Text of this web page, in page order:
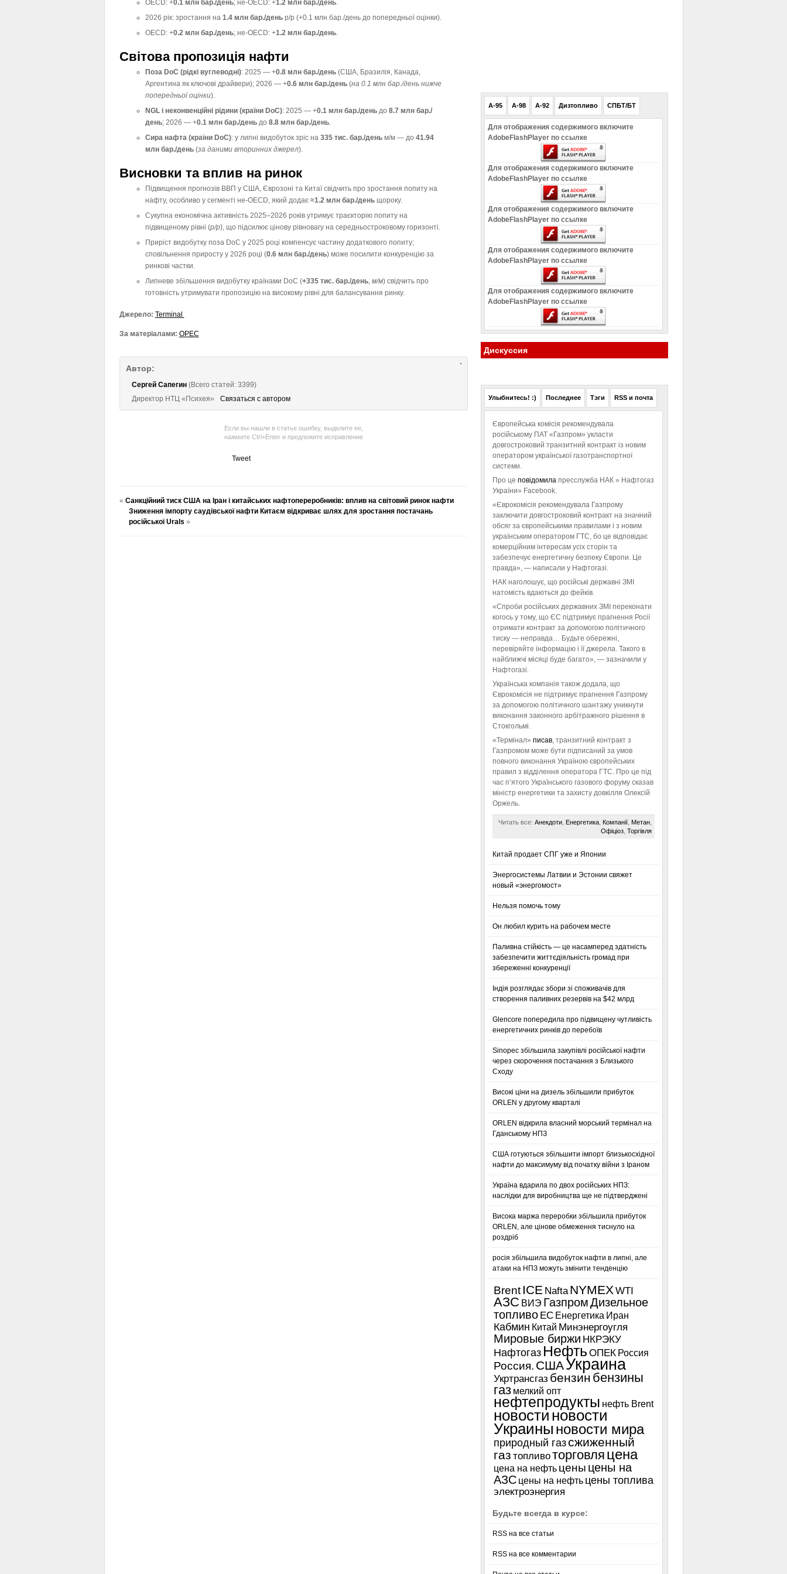
OECD: +0.1 млн бар./день; не-OECD: +1.2 млн бар./день.
2026 рік: зростання на 1.4 млн бар./деньр/р (+0.1 млн бар./день до попередньої оцінки).
OECD: +0.2 млн бар./день; не-OECD: +1.2 млн бар./день.
Світова пропозиція нафти
Поза DoC (рідкі вуглеводні): 2025 — +0.8 млн бар./день(США, Бразилія, Канада,
Аргентина як ключові драйвери); 2026 — +0.6 млн бар./день(на 0.1 млн бар./день нижче
попередньої оцінки).
NGL і неконвенційні рідини (країни DoC): 2025 — +0.1 млн бар./деньдо 8.7 млн бар./
день; 2026 — +0.1 млн бар./деньдо 8.8 млн бар./день.
Сира нафта (країни DoC): у липні видобуток зріс на 335 тис. бар./деньм/м — до 41.94
млн бар./день(за даними вторинних джерел).
Висновки та вплив на ринок
Підвищення прогнозів ВВП у США, Єврозоні та Китаї свідчить про зростання попиту на
нафту, особливо у сегменті не-OECD, який додає ≈1.2 млн бар./деньщороку.
Сукупна економічна активність 2025–2026 років утримує траєкторію попиту на
підвищеному рівні (р/р), що підсилює цінову рівновагу на середньостроковому горизонті.
Приріст видобутку поза DoC у 2025 році компенсує частину додаткового попиту;
сповільнення приросту у 2026 році (0.6 млн бар./день) може посилити конкуренцію за
ринкові частки.
Липневе збільшення видобутку країнами DoC (+335 тис. бар./день, м/м) свідчить про
готовність утримувати пропозицію на високому рівні для балансування ринку.
Джерело: Terminal
За матеріалами: OPEC
Автор:
Сергей Сапегин(Всего статей: 3399)
Директор НТЦ «Психея»
Связаться с автором
Если вы нашли в статье ошибку, выделите ее,
нажмите Ctrl+Enter и предложите исправление
Tweet
« Санкційний тиск США на Іран і китайських нафтопереробників: вплив на світовий ринок нафти
Зниження імпорту саудівської нафти Китаєм відкриває шлях для зростання постачань
російської Urals »
A-95 A-98 A-92 Дизтопливо СПБТ/БТ
Для отображения содержимого включите
AdobeFlashPlayer по ссылке
Для отображения содержимого включите
AdobeFlashPlayer по ссылке
Для отображения содержимого включите
AdobeFlashPlayer по ссылке
Для отображения содержимого включите
AdobeFlashPlayer по ссылке
Для отображения содержимого включите
AdobeFlashPlayer по ссылке
Дискуссия
Улыбнитесь! :) Последнее Тэги RSS и почта
Європейська комісія рекомендувала
російському ПАТ «Газпром» укласти
довгостроковий транзитний контракт із новим
оператором української газотранспортної
системи.
Про це повідомила пресслужба НАК » Нафтогаз
України» Facebook.
«Єврокомісія рекомендувала Газпрому
заключити довгостроковий контракт на значний
обсяг за європейськими правилами і з новим
українським оператором ГТС, бо це відповідає
комерційним інтересам усіх сторін та
забезпечує енергетичну безпеку Європи. Це
правда», — написали у Нафтогазі.
НАК наголошує, що російські державні ЗМІ
натомість вдаються до фейків.
«Спроби російських державних ЗМІ переконати
когось у тому, що ЄС підтримує прагнення Росії
отримати контракт за допомогою політичного
тиску — неправда… Будьте обережні,
перевіряйте інформацію і її джерела. Такого в
найближчі місяці буде багато», — зазначили у
Нафтогазі.
Українська компанія також додала, що
Єврокомісія не підтримує прагнення Газпрому
за допомогою політичного шантажу уникнути
виконання законного арбітражного рішення в
Стокгольмі.
«Термінал» писав, транзитний контракт з
Газпромом може бути підписаний за умов
повного виконання Україною європейських
правил з відділення оператора ГТС. Про це під
час п’ятого Українського газового форуму сказав
міністр енергетики та захисту довкілля Олексій
Оржель.
Читать все: Анекдоти, Енергетика, Компанії, Метан,
Офіціоз, Торгівля
Китай продает СПГ уже и Японии
Энергосистемы Латвии и Эстонии свяжет
новый «энергомост»
Нельзя помочь тому
Он любил курить на рабочем месте
Паливна стійкість — це насамперед здатність
забезпечити життєдіяльність громад при
збереженні конкуренції
Індія розглядає збори зі споживачів для
створення паливних резервів на $42 млрд
Glencore попередила про підвищену чутливість
енергетичних ринків до перебоїв
Sinopec збільшила закупівлі російської нафти
через скорочення постачання з Близького
Сходу
Високі ціни на дизель збільшили прибуток
ORLEN у другому кварталі
ORLEN відкрила власний морський термінал на
Гданському НПЗ
США готуються збільшити імпорт близькосхідної
нафти до максимуму від початку війни з Іраном
Україна вдарила по двох російських НПЗ:
наслідки для виробництва ще не підтверджені
Висока маржа переробки збільшила прибуток
ORLEN, але цінове обмеження тиснуло на
роздріб
росія збільшила видобуток нафти в липні, але
атаки на НПЗ можуть змінити тенденцію
Brent ICE Nafta NYMEXWTI
АЗС ВИЭ ГазпромДизельное
топливо ЕС Енергетика Иран
Кабмин Китай Минэнергоугля
Мировые биржи НКРЭКУ
Нафтогаз Нефть ОПЕК Россия
Россия. СШАУкраина
Укртрансгаз бензин бензины
газ мелкий опт
нефтепродукты нефть Brent
новости новости
Украины новости мира
природный газсжиженный
газ топливоторговля цена
цена на нефть цены цены на
АЗС цены на нефть цены топлива
электроэнергия
Будьте всегда в курсе:
RSS на все статьи
RSS на все комментарии